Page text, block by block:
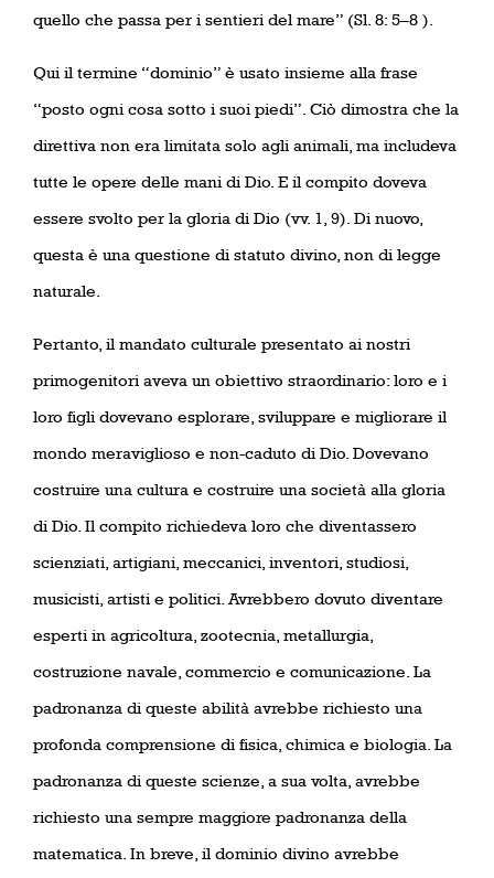
quello che passa per i sentieri del mare” (Sl. 8: 5–8 ).
Qui il termine “dominio” è usato insieme alla frase
“posto ogni cosa sotto i suoi piedi”. Ciò dimostra che la
direttiva non era limitata solo agli animali, ma includeva
tutte le opere delle mani di Dio. E il compito doveva
essere svolto per la gloria di Dio (vv. 1, 9). Di nuovo,
questa è una questione di statuto divino, non di legge
naturale.
Pertanto, il mandato culturale presentato ai nostri
primogenitori aveva un obiettivo straordinario: loro e i
loro figli dovevano esplorare, sviluppare e migliorare il
mondo meraviglioso e non-caduto di Dio. Dovevano
costruire una cultura e costruire una società alla gloria
di Dio. Il compito richiedeva loro che diventassero
scienziati, artigiani, meccanici, inventori, studiosi,
musicisti, artisti e politici. Avrebbero dovuto diventare
esperti in agricoltura, zootecnia, metallurgia,
costruzione navale, commercio e comunicazione. La
padronanza di queste abilità avrebbe richiesto una
profonda comprensione di fisica, chimica e biologia. La
padronanza di queste scienze, a sua volta, avrebbe
richiesto una sempre maggiore padronanza della
matematica. In breve, il dominio divino avrebbe